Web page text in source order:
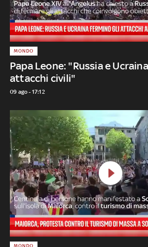
Papa Leone: "Russia e
attacchi civili"
MONDO
09 ago - 17:12
MONDO